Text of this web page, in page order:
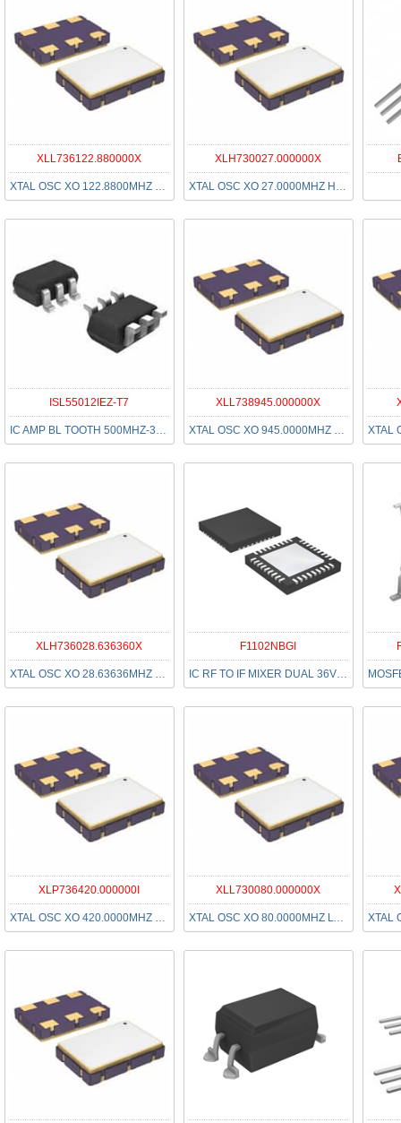
XLL736122.880000X
XTAL OSC XO 122.8800MHZ LVDS SMD
XLH730027.000000X
XTAL OSC XO 27.0000MHZ HCMOS SMD
ISL55012IEZ-T7
IC AMP BL TOOTH 500MHZ-3GHZ SC70
XLL738945.000000X
XTAL OSC XO 945.0000MHZ LVDS SMD
XLH736028.636360X
XTAL OSC XO 28.63636MHZ HCMOS
F1102NBGI
IC RF TO IF MIXER DUAL 36VFQFPN
XLP736420.000000I
XTAL OSC XO 420.0000MHZ LVPECL
XLL730080.000000X
XTAL OSC XO 80.0000MHZ LVDS SMD